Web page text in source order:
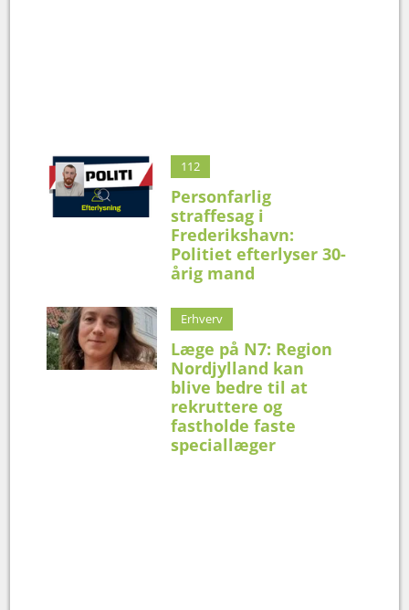
112
Personfarlig
straffesag i
Frederikshavn:
Politiet efterlyser 30-
årig mand
Erhverv
Læge på N7: Region
Nordjylland kan
blive bedre til at
rekruttere og
fastholde faste
speciallæger